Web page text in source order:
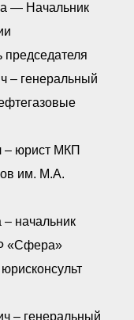
политика
в НКО
Общественных советах
квалификации,
— Начальник
– генеральный
– юрист МКП
им. М.А.
начальник
«Сфера»
– генеральный